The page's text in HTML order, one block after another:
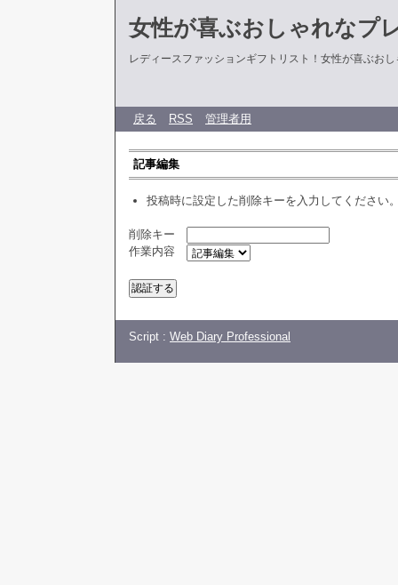
女性が喜ぶおしゃれなプ
レディースファッションギフトリスト！女性が喜ぶお
戻る RSS 管理者用
記事編集
投稿時に設定した削除キーを入力してください
削除キー
作業内容
Script : Web Diary Professional